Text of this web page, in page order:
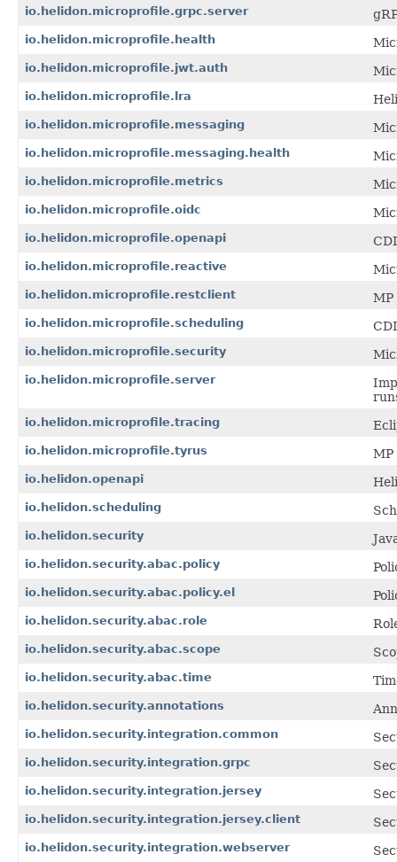
io.helidon.microprofile.grpc.server
io.helidon.microprofile.health
io.helidon.microprofile.jwt.auth
io.helidon.microprofile.lra
io.helidon.microprofile.messaging
io.helidon.microprofile.messaging.health
io.helidon.microprofile.metrics
io.helidon.microprofile.oidc
io.helidon.microprofile.openapi
io.helidon.microprofile.reactive
io.helidon.microprofile.restclient MP
io.helidon.microprofile.scheduling
io.helidon.microprofile.security
io.helidon.microprofile.server
io.helidon.microprofile.tracing
io.helidon.microprofile.tyrus
io.helidon.openapi
io.helidon.scheduling
io.helidon.security
io.helidon.security.abac.policy
io.helidon.security.abac.policy.el
io.helidon.security.abac.role
io.helidon.security.abac.scope
io.helidon.security.abac.time
io.helidon.security.annotations
io.helidon.security.integration.common
io.helidon.security.integration.grpc
io.helidon.security.integration.jersey
io.helidon.security.integration.jersey.client
io.helidon.security.integration.webserver